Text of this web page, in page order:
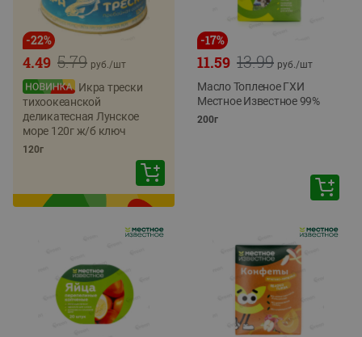
-22%
5.79
4.49 руб./шт
Икра трески
тихоокеанской
деликатесная Лунское
море 120г ж/б ключ
120г
-17%
13.99
11.59 руб./шт
Масло Топленое ГХИ
Местное Известное 99%
200г